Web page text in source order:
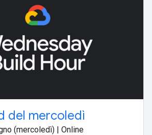
del mercoledì
(mercoledì) | Online